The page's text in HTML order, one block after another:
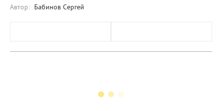
Автор: Бабинов Сергей